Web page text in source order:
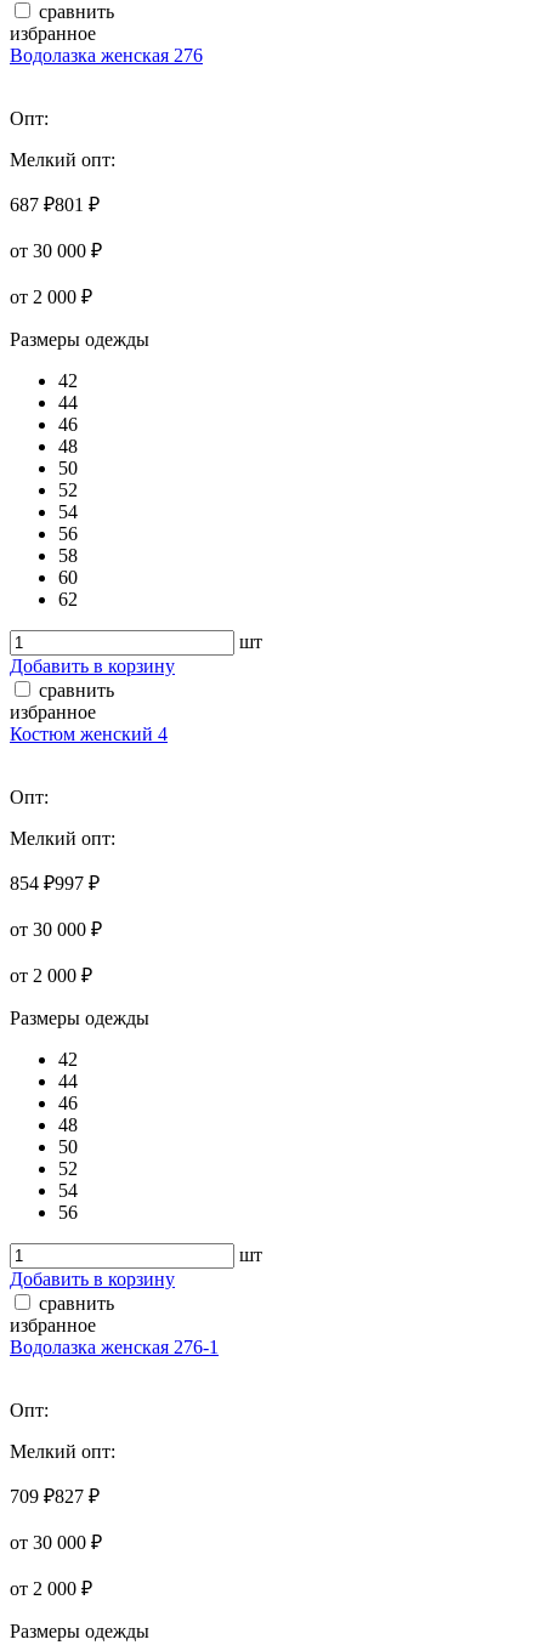
сравнить
избранное
Водолазка женская 276
Опт:
Мелкий опт:
687 ₽801 ₽
от 30 000 ₽
от 2 000 ₽
Размеры одежды
42
44
46
48
50
52
54
56
58
60
62
шт
Добавить в корзину
сравнить
избранное
Костюм женский 4
Опт:
Мелкий опт:
854 ₽997 ₽
от 30 000 ₽
от 2 000 ₽
Размеры одежды
42
44
46
48
50
52
54
56
шт
Добавить в корзину
сравнить
избранное
Водолазка женская 276-1
Опт:
Мелкий опт:
709 ₽827 ₽
от 30 000 ₽
от 2 000 ₽
Размеры одежды